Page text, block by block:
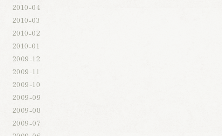
2010-04
2010-03
2010-02
2010-01
2009-12
2009-11
2009-10
2009-09
2009-08
2009-07